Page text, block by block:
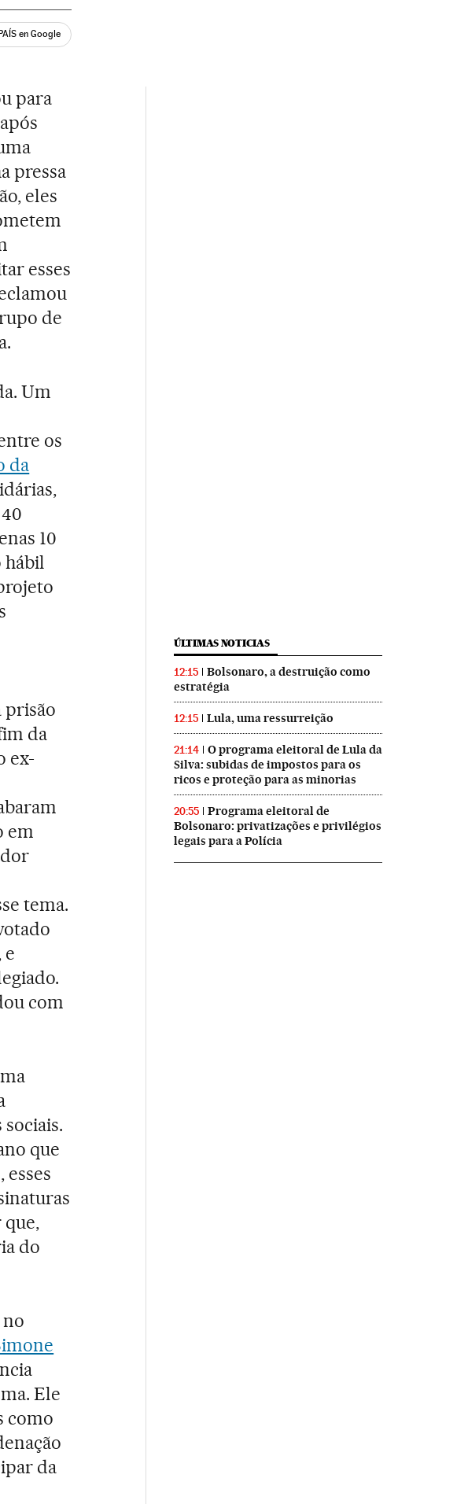
en Google
para
pressa
eles
esses
de
Um
os
da
10
hábil
prisão
da
ex-
em
tema.
e
com
que
do
Ele
como
da
ÚLTIMAS NOTICIAS
12:15
Bolsonaro, a destruição como
estratégia
12:15 Lula, uma ressurreição
21:14
O programa eleitoral de Lula da
Silva: subidas de impostos para os
ricos e proteção para as minorias
20:55
Programa eleitoral de
Bolsonaro: privatizações e privilégios
legais para a Polícia